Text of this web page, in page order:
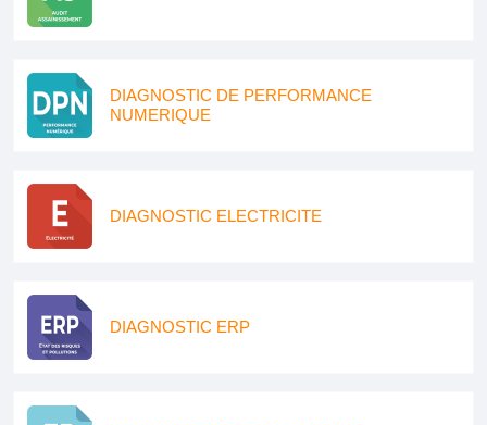
DIAGNOSTIC DE PERFORMANCE
NUMERIQUE
DIAGNOSTIC ELECTRICITE
DIAGNOSTIC ERP